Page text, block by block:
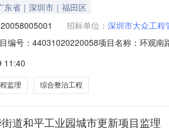
东省｜深圳市｜福田区
招标单位： 深圳市大众工程
编号：44031020220058项目名称：环观
止时间：2023-07-04公示环节：资格审查
11:40
监理 综合整治工程
道和平工业园城市更新项目监理